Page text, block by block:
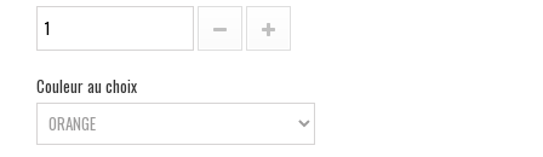
Couleur au choix